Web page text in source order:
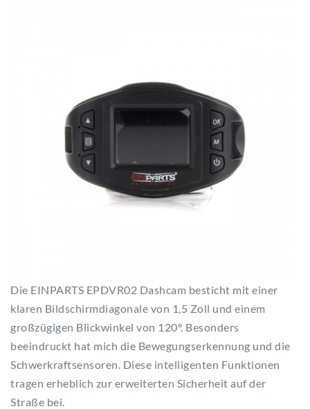
Die EINPARTS EPDVR02 Dashcam besticht mit einer
klaren Bildschirmdiagonale von 1,5 Zoll und einem
großzügigen Blickwinkel von 120°. Besonders
beeindruckt hat mich die Bewegungserkennung und die
Schwerkraftsensoren. Diese intelligenten Funktionen
tragen erheblich zur erweiterten Sicherheit auf der
Straße bei.